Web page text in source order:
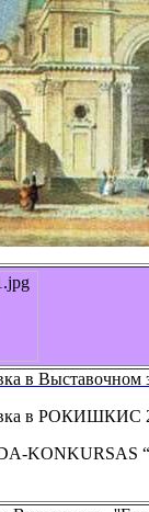
в Выставочном
в РОКИШКИС
KONKURSAS